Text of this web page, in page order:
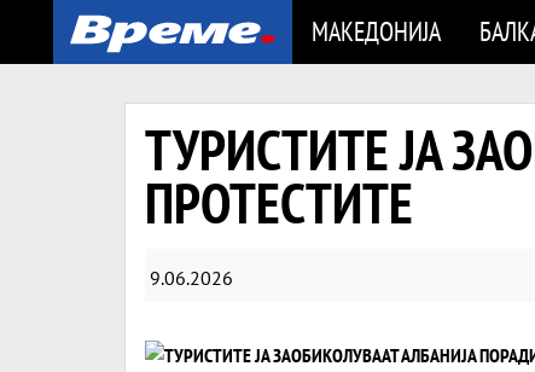
МАКЕДОНИЈА
ТУРИСТИТЕ ЈА
ПРОТЕСТИТЕ
9.06.2026